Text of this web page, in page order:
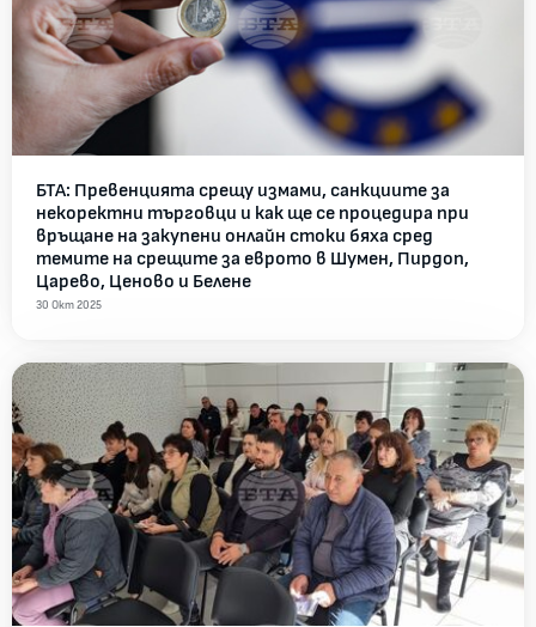
БТА: Превенцията срещу измами, санкциите за
некоректни търговци и как ще се процедира при
връщане на закупени онлайн стоки бяха сред
темите на срещите за еврото в Шумен, Пирдоп,
Царево, Ценово и Белене
30 Окт 2025